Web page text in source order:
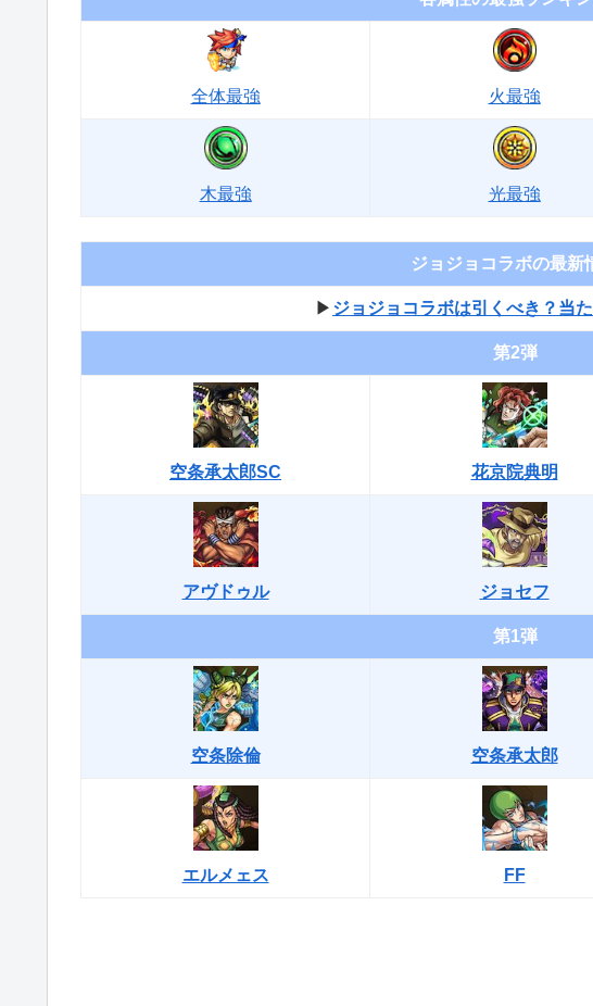
全体最強 火最強
木最強 光最強
ジョジョコラボの最新
▶︎ ジョジョコラボは引くべき？当
第2弾
空条承太郎SC 花京院典明
アヴドゥル ジョセフ
第1弾
空条除倫 空条承太郎
エルメェス FF